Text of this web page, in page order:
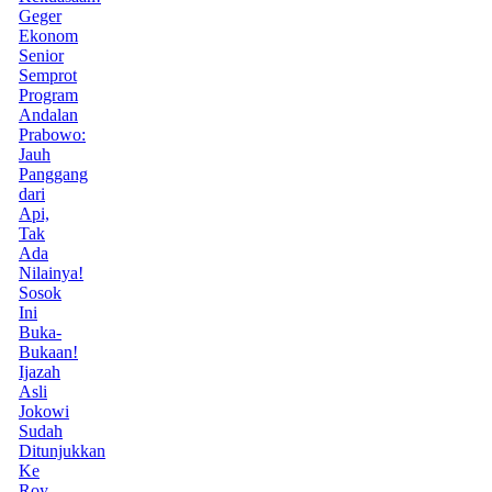
Geger
Ekonom
Senior
Semprot
Program
Andalan
Prabowo:
Jauh
Panggang
dari
Api,
Tak
Ada
Nilainya!
Sosok
Ini
Buka-
Bukaan!
Ijazah
Asli
Jokowi
Sudah
Ditunjukkan
Ke